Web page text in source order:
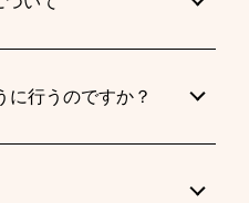
に行うのですか？